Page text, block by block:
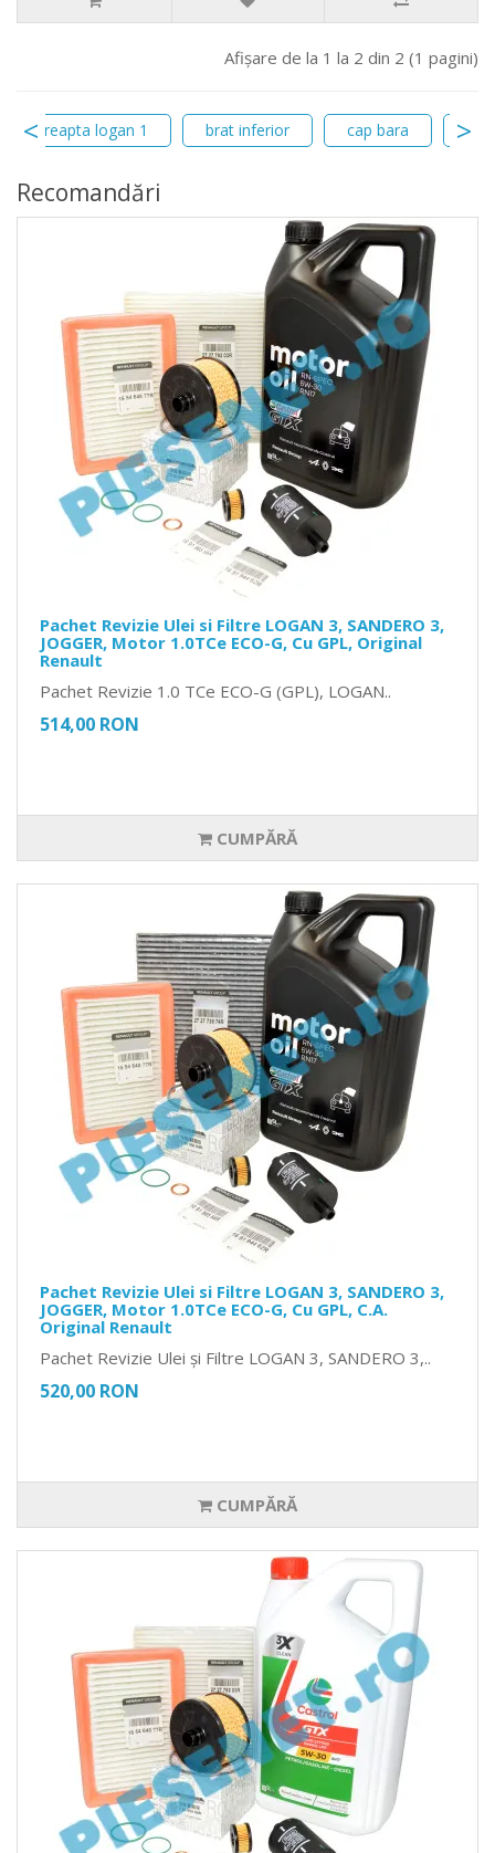
Afişare de la 1 la 2 din 2 (1 pagini)
dreapta logan 1 brat inferior cap bara
Recomandări
Pachet Revizie Ulei si Filtre LOGAN 3, SANDERO 3,
JOGGER, Motor 1.0TCe ECO-G, Cu GPL, Original
Renault
Pachet Revizie 1.0 TCe ECO-G (GPL), LOGAN..
514,00 RON
CUMPĂRĂ
Pachet Revizie Ulei si Filtre LOGAN 3, SANDERO 3,
JOGGER, Motor 1.0TCe ECO-G, Cu GPL, C.A.
Original Renault
Pachet Revizie Ulei și Filtre LOGAN 3, SANDERO 3,..
520,00 RON
CUMPĂRĂ